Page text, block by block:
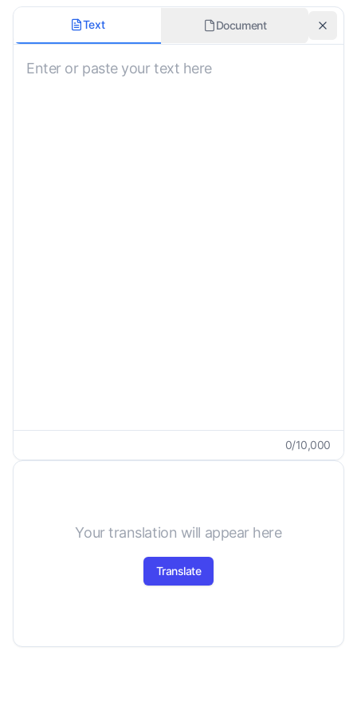
Dokumenttype
Oversettelsesformål
Text Document
0/10,000
Your translation will appear here
Translate